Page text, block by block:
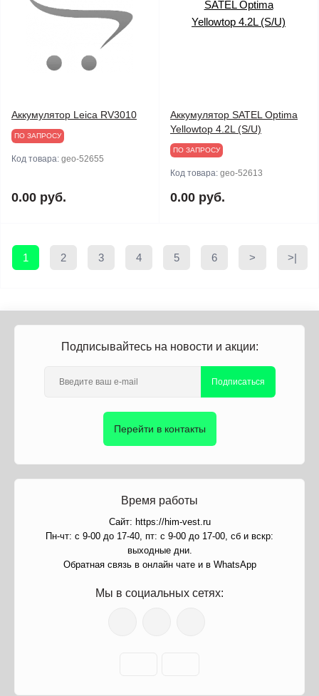
Аккумулятор Leica RV3010
ПО ЗАПРОСУ
Код товара: geo-52655
0.00 руб.
Аккумулятор SATEL Optima
Yellowtop 4.2L (S/U)
ПО ЗАПРОСУ
Код товара: geo-52613
0.00 руб.
1 2 3 4 5 6 > >|
Подписывайтесь на новости и акции:
Подписаться
Перейти в контакты
Время работы
Сайт: https://him-vest.ru
Пн-чт: с 9-00 до 17-40, пт: с 9-00 до 17-00, сб и вскр:
выходные дни.
Обратная связь в онлайн чате и в WhatsApp
Мы в социальных сетях: